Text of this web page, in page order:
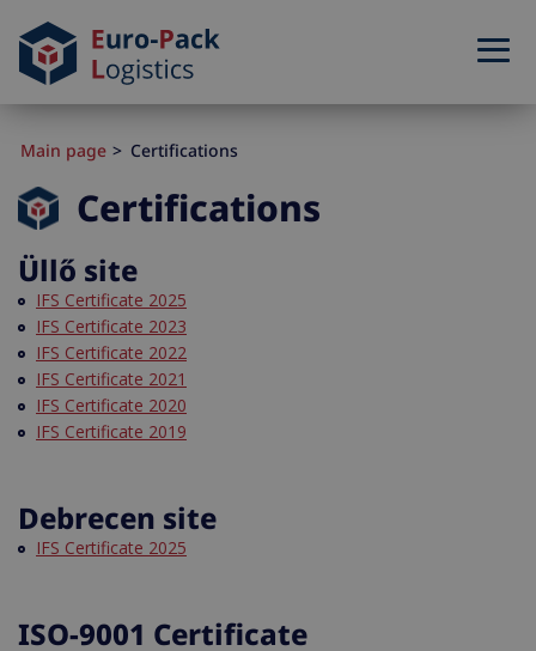
Main page Certifications
Certifications
Üllő site
IFS Certificate 2025
IFS Certificate 2023
IFS Certificate 2022
IFS Certificate 2021
IFS Certificate 2020
IFS Certificate 2019
Debrecen site
IFS Certificate 2025
ISO-9001 Certificate